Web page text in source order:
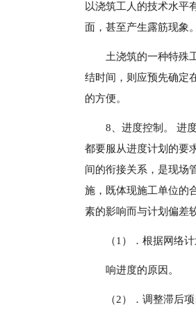
以浇筑工人的技术水平
面，甚至产生露筋现象
土浇筑的一种特殊
结时间，则应预先确定
的方便。
8、进度控制。 进
都要服从进度计划的要
间的衔接关系，是现场
施，既体现施工单位的
素的影响而与计划偏差
（1）．根据网络
响进度的原因。
（2）．调整滞后